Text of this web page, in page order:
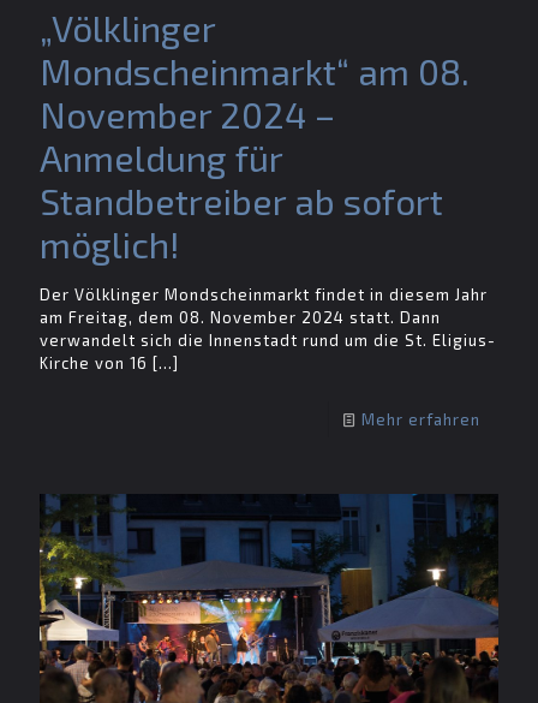
„Völklinger
Mondscheinmarkt“ am 08.
November 2024 –
Anmeldung für
Standbetreiber ab sofort
möglich!
Der Völklinger Mondscheinmarkt findet in diesem Jahr
am Freitag, dem 08. November 2024 statt. Dann
verwandelt sich die Innenstadt rund um die St. Eligius-
Kirche von 16 […]
Mehr erfahren